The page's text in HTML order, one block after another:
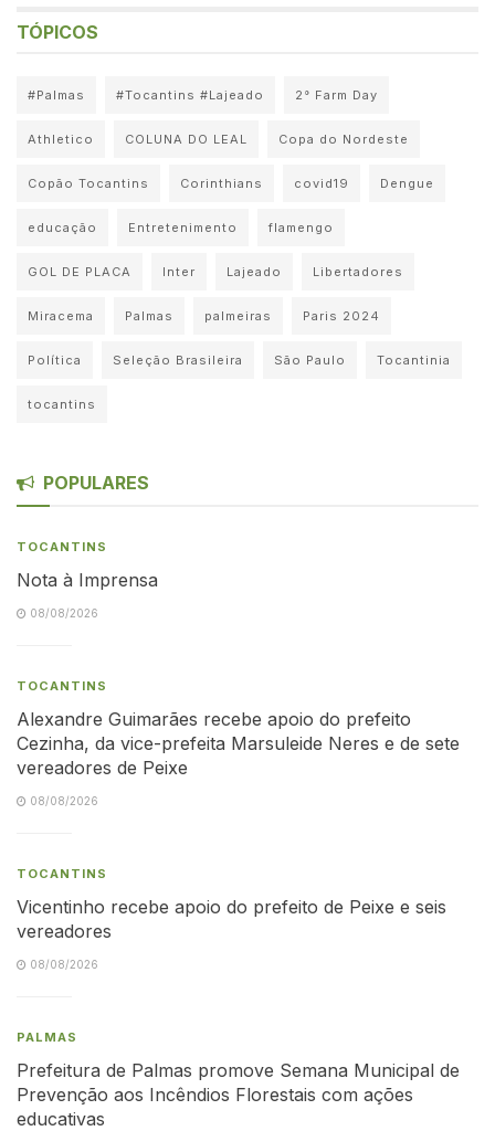
TÓPICOS
#Palmas #Tocantins #Lajeado 2° Farm Day
Athletico COLUNA DO LEAL Copa do Nordeste
Copão Tocantins Corinthians covid19 Dengue
educação Entretenimento flamengo
GOL DE PLACA Inter Lajeado Libertadores
Miracema Palmas palmeiras Paris 2024
Política Seleção Brasileira São Paulo Tocantinia
tocantins
POPULARES
TOCANTINS
Nota à Imprensa
08/08/2026
TOCANTINS
Alexandre Guimarães recebe apoio do prefeito
Cezinha, da vice-prefeita Marsuleide Neres e de sete
vereadores de Peixe
08/08/2026
TOCANTINS
Vicentinho recebe apoio do prefeito de Peixe e seis
vereadores
08/08/2026
PALMAS
Prefeitura de Palmas promove Semana Municipal de
Prevenção aos Incêndios Florestais com ações
educativas